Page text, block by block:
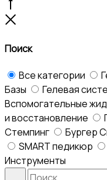
Поиск
Все категории
Базы
Гелевая
Вспомогательные
и восстановление
Стемпинг
Бургер
SMART педикюр
Инструменты